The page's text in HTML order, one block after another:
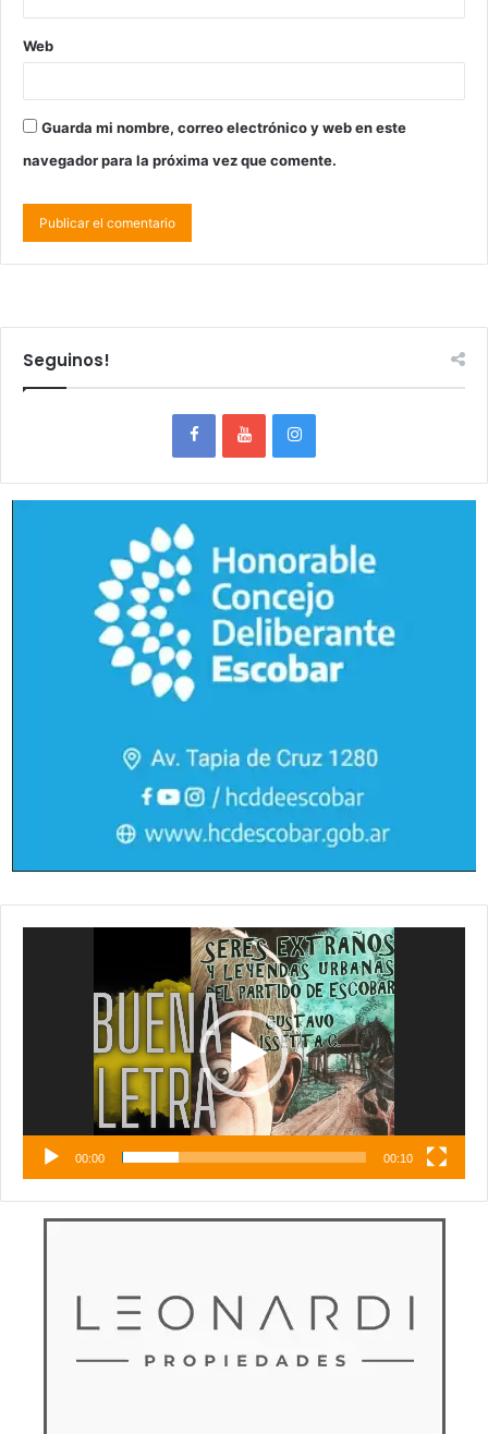
Web
Guarda mi nombre, correo electrónico y web en este
navegador para la próxima vez que comente.
Seguinos!
00:00 00:10